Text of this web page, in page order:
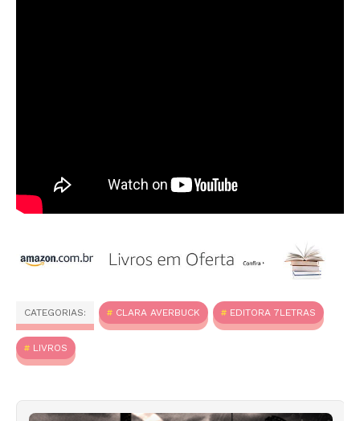
CATEGORIAS: CLARA AVERBUCK EDITORA 7LETRAS
LIVROS